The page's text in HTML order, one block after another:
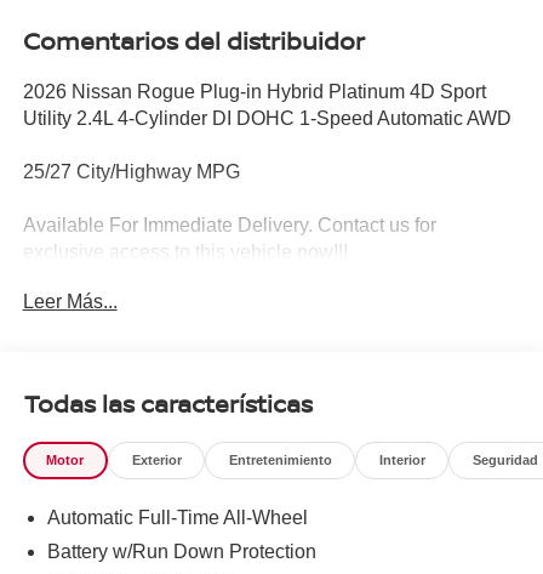
Comentarios del distribuidor
2026 Nissan Rogue Plug-in Hybrid Platinum 4D Sport
Utility 2.4L 4-Cylinder DI DOHC 1-Speed Automatic AWD
25/27 City/Highway MPG
Available For Immediate Delivery. Contact us for
exclusive access to this vehicle now!!!
Leer Más...
Todas las características
Motor Exterior Entretenimiento Interior Seguridad
Automatic Full-Time All-Wheel
Battery w/Run Down Protection